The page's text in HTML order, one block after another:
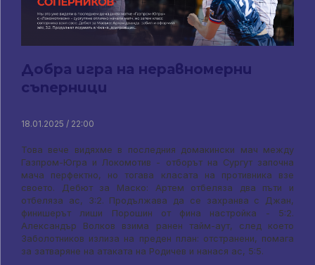
Добра игра на неравномерни
съперници
18.01.2025 / 22:00
Това вече видяхме в последния домакински мач между
Газпром-Югра и Локомотив - отборът на Сургут започна
мача перфектно, но тогава класата на противника взе
своето. Дебют за Маско: Артем отбеляза два пъти и
отбеляза ас, 3:2. Продължава да се захранва с Джан,
финишерът лиши Порошин от фина настройка - 5:2.
Александър Волков взима ранен тайм-аут, след което
Заболотников излиза на преден план: отстранени, помага
за затваряне на атаката на Родичев и нанася ас, 5:5.